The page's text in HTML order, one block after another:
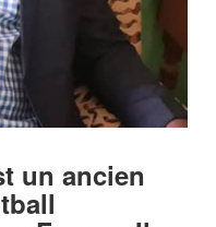
un ancien